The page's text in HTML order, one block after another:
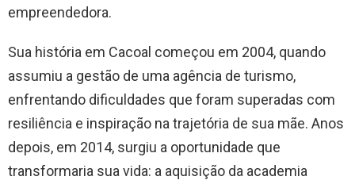
empreendedora.
Sua história em Cacoal começou em 2004, quando
assumiu a gestão de uma agência de turismo,
enfrentando dificuldades que foram superadas com
resiliência e inspiração na trajetória de sua mãe. Anos
depois, em 2014, surgiu a oportunidade que
transformaria sua vida: a aquisição da academia